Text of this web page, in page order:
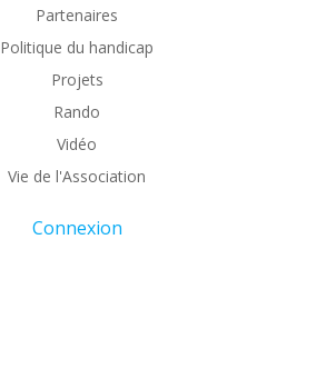
Partenaires
Politique du handicap
Projets
Rando
Vidéo
Vie de l'Association
Connexion